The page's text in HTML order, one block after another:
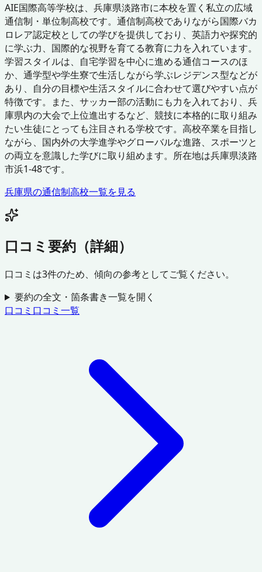
AIE国際高等学校は、兵庫県淡路市に本校を置く私立の広域
通信制・単位制高校です。通信制高校でありながら国際バカ
ロレア認定校としての学びを提供しており、英語力や探究的
に学ぶ力、国際的な視野を育てる教育に力を入れています。
学習スタイルは、自宅学習を中心に進める通信コースのほ
か、通学型や学生寮で生活しながら学ぶレジデンス型などが
あり、自分の目標や生活スタイルに合わせて選びやすい点が
特徴です。また、サッカー部の活動にも力を入れており、兵
庫県内の大会で上位進出するなど、競技に本格的に取り組み
たい生徒にとっても注目される学校です。高校卒業を目指し
ながら、国内外の大学進学やグローバルな進路、スポーツと
の両立を意識した学びに取り組めます。所在地は兵庫県淡路
市浜1-48です。
兵庫県の通信制高校一覧を見る
口コミ要約（詳細）
口コミは3件のため、傾向の参考としてご覧ください。
要約の全文・箇条書き一覧を開く
口コミ 口コミ一覧